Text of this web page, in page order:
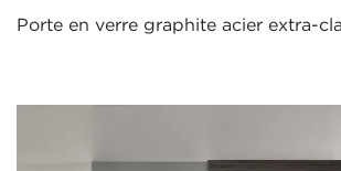
Porte en verre graphite acier extra-